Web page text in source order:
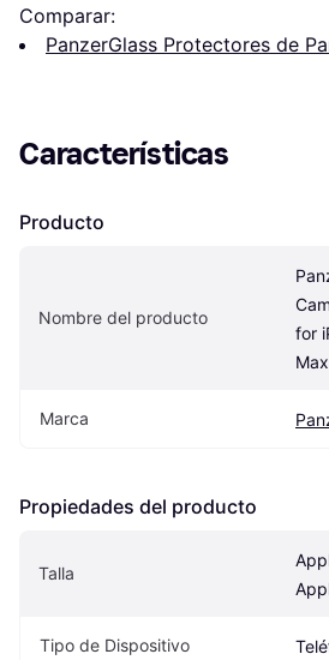
Comparar:
PanzerGlass Protectores de
Características
Producto
Nombre del producto
for
Max
Marca
Propiedades del producto
Talla
Tipo de Dispositivo